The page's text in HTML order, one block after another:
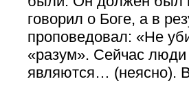
говорил о Боге, а в
проповедовал: «Не
«разум». Сейчас
являются… (неясно).